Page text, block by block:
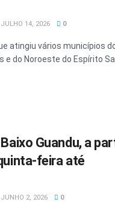
JULHO 14, 2026 0
atingiu vários municípios
e do Noroeste do Espírito
Guandu, a
feira até
JUNHO 2, 2026 0